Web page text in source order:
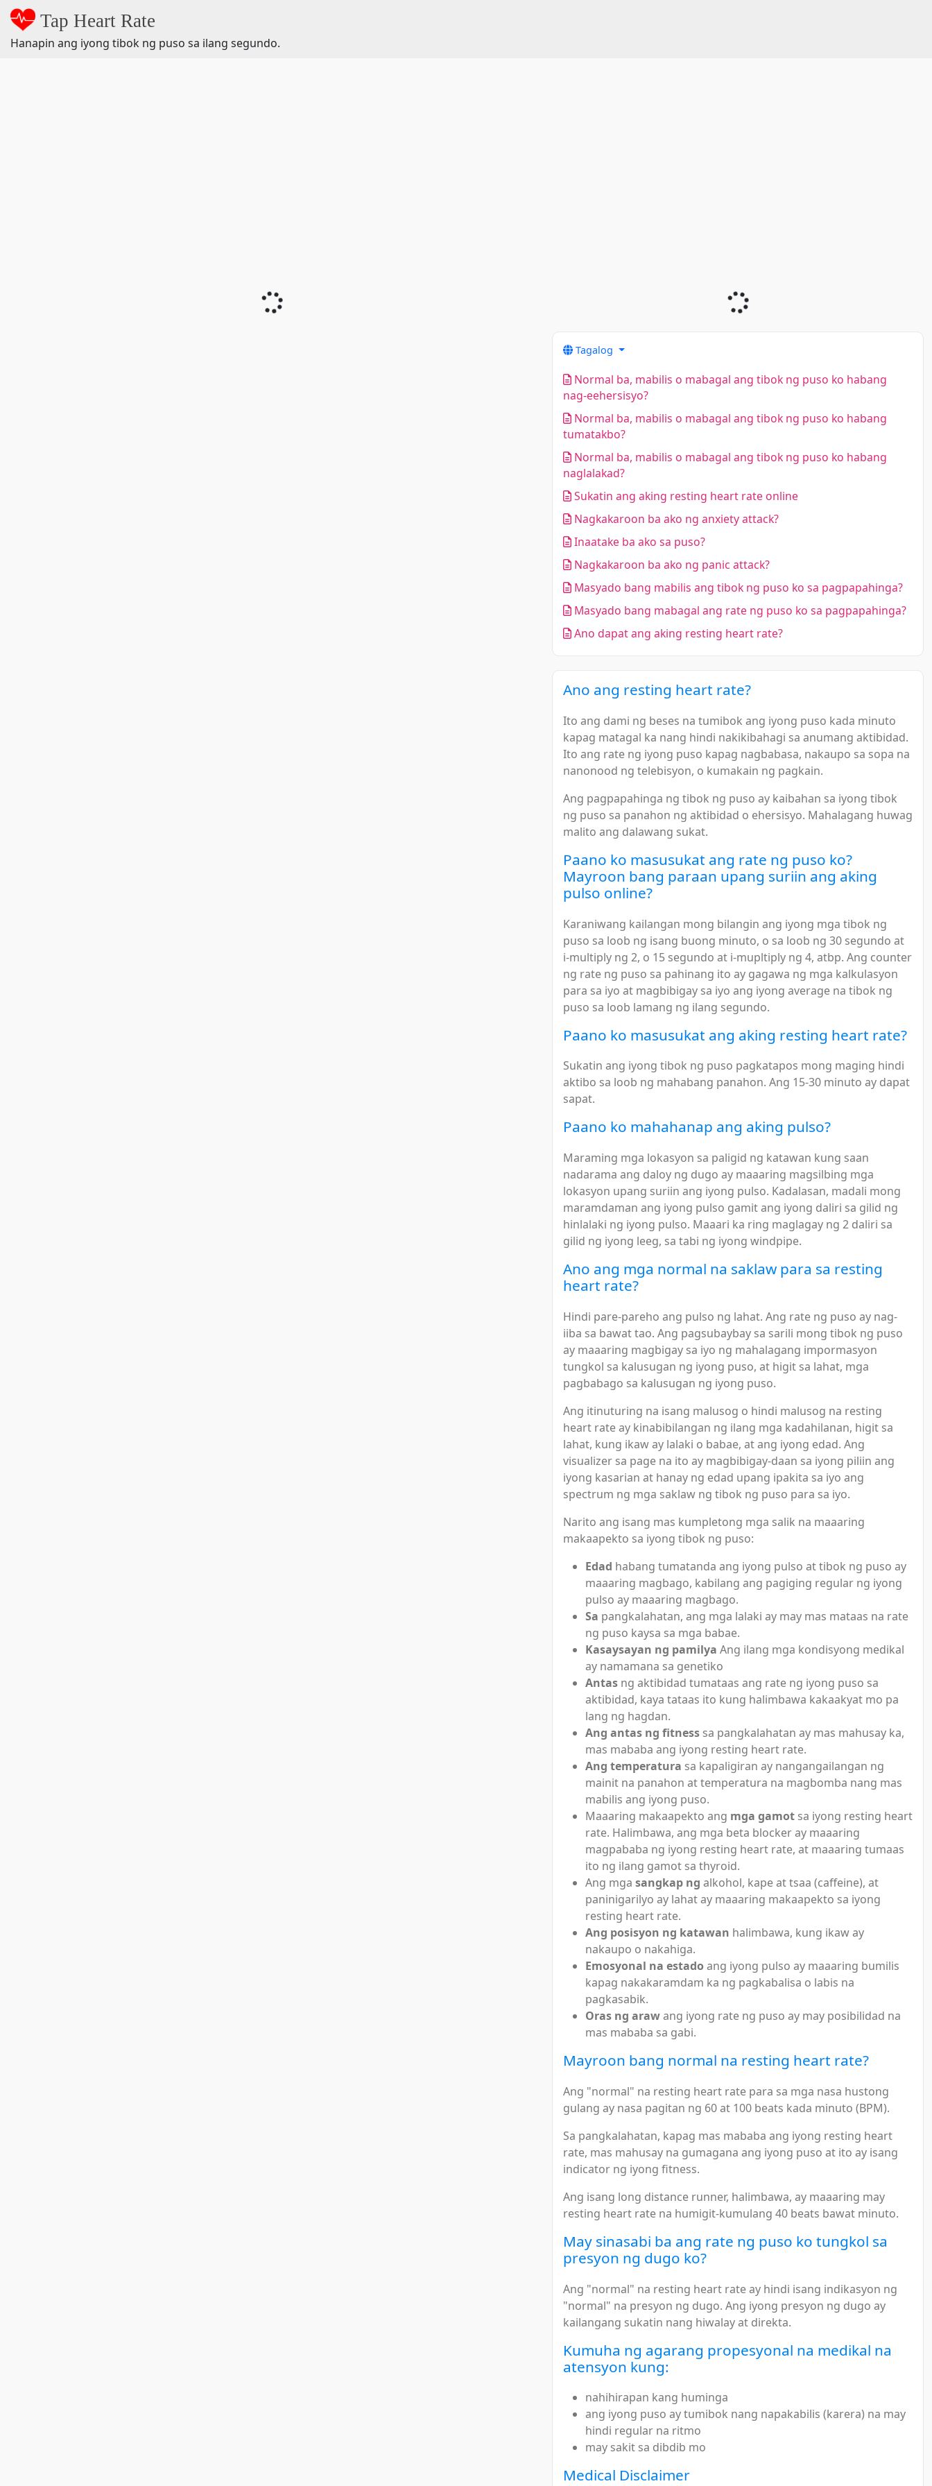
Tap Heart Rate
Hanapin ang iyong tibok ng puso sa ilang segundo.
Tagalog
Normal ba, mabilis o mabagal ang tibok ng puso ko habang
nag-eehersisyo?
Normal ba, mabilis o mabagal ang tibok ng puso ko habang
tumatakbo?
Normal ba, mabilis o mabagal ang tibok ng puso ko habang
naglalakad?
Sukatin ang aking resting heart rate online
Nagkakaroon ba ako ng anxiety attack?
Inaatake ba ako sa puso?
Nagkakaroon ba ako ng panic attack?
Masyado bang mabilis ang tibok ng puso ko sa pagpapahinga?
Masyado bang mabagal ang rate ng puso ko sa pagpapahinga?
Ano dapat ang aking resting heart rate?
Ano ang resting heart rate?
Ito ang dami ng beses na tumibok ang iyong puso kada minuto
kapag matagal ka nang hindi nakikibahagi sa anumang aktibidad.
Ito ang rate ng iyong puso kapag nagbabasa, nakaupo sa sopa na
nanonood ng telebisyon, o kumakain ng pagkain.
Ang pagpapahinga ng tibok ng puso ay kaibahan sa iyong tibok
ng puso sa panahon ng aktibidad o ehersisyo. Mahalagang huwag
malito ang dalawang sukat.
Paano ko masusukat ang rate ng puso ko?
Mayroon bang paraan upang suriin ang aking
pulso online?
Karaniwang kailangan mong bilangin ang iyong mga tibok ng
puso sa loob ng isang buong minuto, o sa loob ng 30 segundo at
i-multiply ng 2, o 15 segundo at i-mupltiply ng 4, atbp. Ang counter
ng rate ng puso sa pahinang ito ay gagawa ng mga kalkulasyon
para sa iyo at magbibigay sa iyo ang iyong average na tibok ng
puso sa loob lamang ng ilang segundo.
Paano ko masusukat ang aking resting heart rate?
Sukatin ang iyong tibok ng puso pagkatapos mong maging hindi
aktibo sa loob ng mahabang panahon. Ang 15-30 minuto ay dapat
sapat.
Paano ko mahahanap ang aking pulso?
Maraming mga lokasyon sa paligid ng katawan kung saan
nadarama ang daloy ng dugo ay maaaring magsilbing mga
lokasyon upang suriin ang iyong pulso. Kadalasan, madali mong
maramdaman ang iyong pulso gamit ang iyong daliri sa gilid ng
hinlalaki ng iyong pulso. Maaari ka ring maglagay ng 2 daliri sa
gilid ng iyong leeg, sa tabi ng iyong windpipe.
Ano ang mga normal na saklaw para sa resting
heart rate?
Hindi pare-pareho ang pulso ng lahat. Ang rate ng puso ay nag-
iiba sa bawat tao. Ang pagsubaybay sa sarili mong tibok ng puso
ay maaaring magbigay sa iyo ng mahalagang impormasyon
tungkol sa kalusugan ng iyong puso, at higit sa lahat, mga
pagbabago sa kalusugan ng iyong puso.
Ang itinuturing na isang malusog o hindi malusog na resting
heart rate ay kinabibilangan ng ilang mga kadahilanan, higit sa
lahat, kung ikaw ay lalaki o babae, at ang iyong edad. Ang
visualizer sa page na ito ay magbibigay-daan sa iyong piliin ang
iyong kasarian at hanay ng edad upang ipakita sa iyo ang
spectrum ng mga saklaw ng tibok ng puso para sa iyo.
Narito ang isang mas kumpletong mga salik na maaaring
makaapekto sa iyong tibok ng puso:
Edad habang tumatanda ang iyong pulso at tibok ng puso ay
maaaring magbago, kabilang ang pagiging regular ng iyong
pulso ay maaaring magbago.
Sa pangkalahatan, ang mga lalaki ay may mas mataas na rate
ng puso kaysa sa mga babae.
Kasaysayan ng pamilya Ang ilang mga kondisyong medikal
ay namamana sa genetiko
Antas ng aktibidad tumataas ang rate ng iyong puso sa
aktibidad, kaya tataas ito kung halimbawa kakaakyat mo pa
lang ng hagdan.
Ang antas ng fitness sa pangkalahatan ay mas mahusay ka,
mas mababa ang iyong resting heart rate.
Ang temperatura sa kapaligiran ay nangangailangan ng
mainit na panahon at temperatura na magbomba nang mas
mabilis ang iyong puso.
Maaaring makaapekto ang mga gamot sa iyong resting heart
rate. Halimbawa, ang mga beta blocker ay maaaring
magpababa ng iyong resting heart rate, at maaaring tumaas
ito ng ilang gamot sa thyroid.
Ang mga sangkap ng alkohol, kape at tsaa (caffeine), at
paninigarilyo ay lahat ay maaaring makaapekto sa iyong
resting heart rate.
Ang posisyon ng katawan halimbawa, kung ikaw ay
nakaupo o nakahiga.
Emosyonal na estado ang iyong pulso ay maaaring bumilis
kapag nakakaramdam ka ng pagkabalisa o labis na
pagkasabik.
Oras ng arawang iyong rate ng puso ay may posibilidad na
mas mababa sa gabi.
Mayroon bang normal na resting heart rate?
Ang "normal" na resting heart rate para sa mga nasa hustong
gulang ay nasa pagitan ng 60 at 100 beats kada minuto (BPM).
Sa pangkalahatan, kapag mas mababa ang iyong resting heart
rate, mas mahusay na gumagana ang iyong puso at ito ay isang
indicator ng iyong fitness.
Ang isang long distance runner, halimbawa, ay maaaring may
resting heart rate na humigit-kumulang 40 beats bawat minuto.
May sinasabi ba ang rate ng puso ko tungkol sa
presyon ng dugo ko?
Ang "normal" na resting heart rate ay hindi isang indikasyon ng
"normal" na presyon ng dugo. Ang iyong presyon ng dugo ay
kailangang sukatin nang hiwalay at direkta.
Kumuha ng agarang propesyonal na medikal na
atensyon kung:
nahihirapan kang huminga
ang iyong puso ay tumibok nang napakabilis (karera) na may
hindi regular na ritmo
may sakit sa dibdib mo
Medical Disclaimer